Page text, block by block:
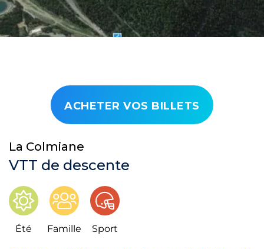
ACHETER VOS BILLETS
La Colmiane
VTT de descente
Été Famille Sport